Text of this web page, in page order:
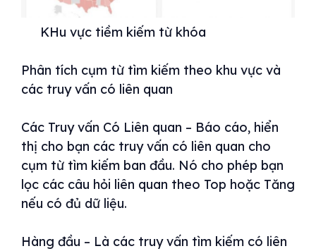
KHu vực tiềm kiếm từ khóa
Phân tích cụm từ tìm kiếm theo khu vực và
các truy vấn có liên quan
Các Truy vấn Có Liên quan – Báo cáo, hiển
thị cho bạn các truy vấn có liên quan cho
cụm từ tìm kiếm ban đầu. Nó cho phép bạn
lọc các câu hỏi liên quan theo Top hoặc Tăng
nếu có đủ dữ liệu.
Hàng đầu – Là các truy vấn tìm kiếm có liên